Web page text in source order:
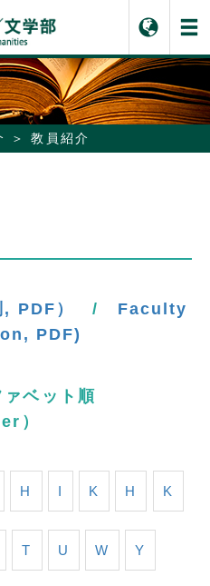
教員紹介
PDF） / Faculty
PDF)
ベット順
）
H I K H K
T U W Y